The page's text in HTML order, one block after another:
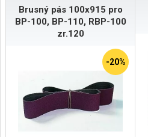
Brusný pás 100x915 pro
BP-100, BP-110, RBP-100
zr.120
-20%